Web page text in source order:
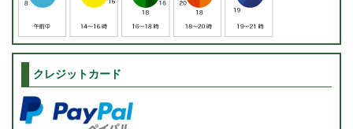
クレジットカード